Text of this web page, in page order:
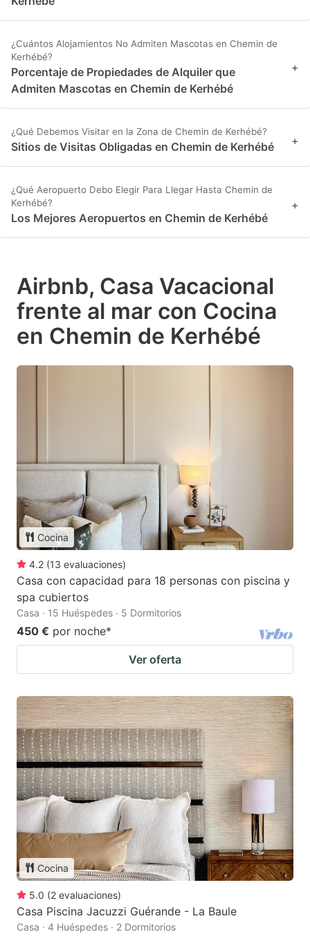
¿Cuántos Alojamientos No Admiten Mascotas en Chemin de
Kerhébé?
Porcentaje de Propiedades de Alquiler que
Admiten Mascotas en Chemin de Kerhébé
+
¿Qué Debemos Visitar en la Zona de Chemin de Kerhébé?
Sitios de Visitas Obligadas en Chemin de Kerhébé +
¿Qué Aeropuerto Debo Elegir Para Llegar Hasta Chemin de
Kerhébé?
Los Mejores Aeropuertos en Chemin de Kerhébé
+
Airbnb, Casa Vacacional
frente al mar con Cocina
en Chemin de Kerhébé
Cocina
4.2 (13 evaluaciones)
Casa con capacidad para 18 personas con piscina y
spa cubiertos
Casa · 15 Huéspedes · 5 Dormitorios
450 € por noche*
Ver oferta
Cocina
5.0 (2 evaluaciones)
Casa Piscina Jacuzzi Guérande - La Baule
Casa · 4 Huéspedes · 2 Dormitorios